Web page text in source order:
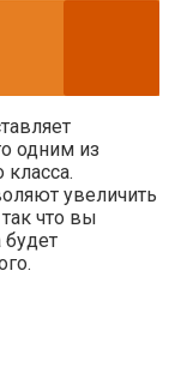
одним из
увеличить
что вы